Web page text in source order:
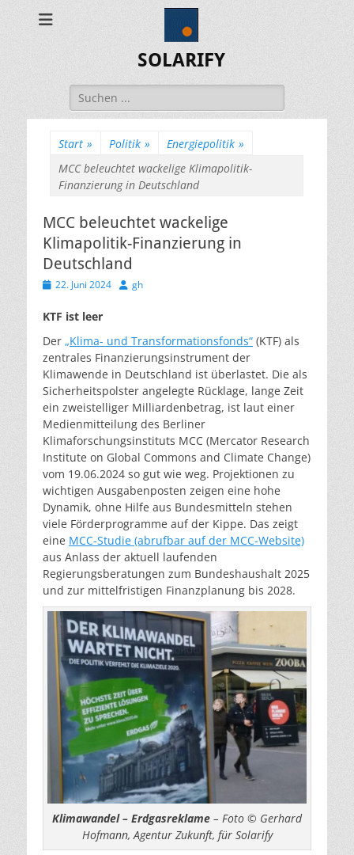
SOLARIFY
Suchen
nach:
Start » Politik » Energiepolitik »
MCC beleuchtet wackelige Klimapolitik-
Finanzierung in Deutschland
MCC beleuchtet wackelige
Klimapolitik-Finanzierung in
Deutschland
Veröffentlicht
22. Juni 2024 Autor
gh
KTF ist leer
Der „Klima- und Transformationsfonds“ (KTF) als
zentrales Finanzierungsinstrument der
Klimawende in Deutschland ist überlastet. Die als
Sicherheitspolster angelegte Rücklage, lange Zeit
ein zweistelliger Milliardenbetrag, ist laut einer
Medienmitteilung des Berliner
Klimaforschungsinstituts MCC (Mercator Research
Institute on Global Commons and Climate Change)
vom 19.06.2024 so gut wie weg. Projektionen zu
wichtigen Ausgabenposten zeigen eine hohe
Dynamik, ohne Hilfe aus Bundesmitteln stehen
viele Förderprogramme auf der Kippe. Das zeigt
eine MCC-Studie (abrufbar auf der MCC-Website)
aus Anlass der aktuell laufenden
Regierungsberatungen zum Bundeshaushalt 2025
und zur mittelfristigen Finanzplanung bis 2028.
Klimawandel – Erdgasreklame – Foto © Gerhard
Hofmann, Agentur Zukunft, für Solarify